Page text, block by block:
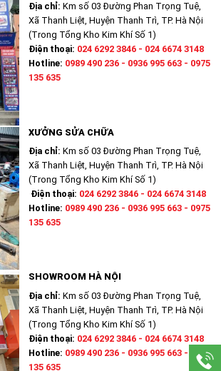
Địa chỉ: Km số 03 Đường Phan Trọng Tuệ,
Xã Thanh Liệt, Huyện Thanh Trì, TP. Hà Nội
(Trong Tổng Kho Kim Khí Số 1)
Điện thoại: 024 6292 3846 - 024 6674 3148
Hotline: 0989 490 236 - 0936 995 663 - 0975
135 635
XƯỞNG SỬA CHỮA
Địa chỉ: Km số 03 Đường Phan Trọng Tuệ,
Xã Thanh Liệt, Huyện Thanh Trì, TP. Hà Nội
(Trong Tổng Kho Kim Khí Số 1)
Điện thoại: 024 6292 3846 - 024 6674 3148
Hotline: 0989 490 236 - 0936 995 663 - 0975
135 635
SHOWROOM HÀ NỘI
Địa chỉ: Km số 03 Đường Phan Trọng Tuệ,
Xã Thanh Liệt, Huyện Thanh Trì, TP. Hà Nội
(Trong Tổng Kho Kim Khí Số 1)
Điện thoại: 024 6292 3846 - 024 6674 3148
Hotline: 0989 490 236 - 0936 995 663 - 0975
135 635